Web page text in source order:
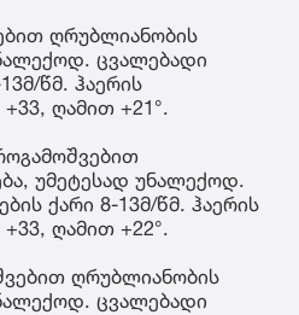
ღრუბლიანობის
ცვალებადი
წმ. ჰაერის
ღამით +21°.
უმეტესად უნალექოდ.
ქარი 8-13მ/წმ. ჰაერის
ღამით +22°.
ღრუბლიანობის
ცვალებადი